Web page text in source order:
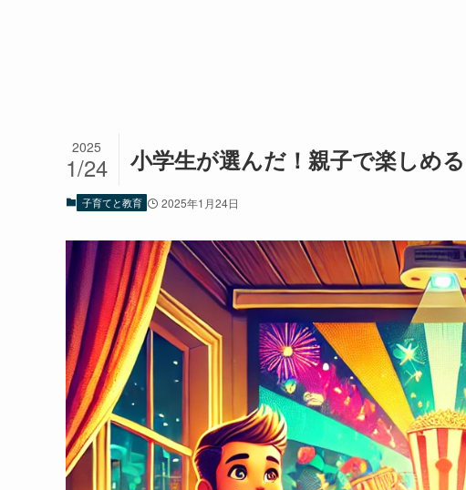
小学生が選んだ！親子で楽しめ
2025
1/24
子育てと教育 2025年1月24日